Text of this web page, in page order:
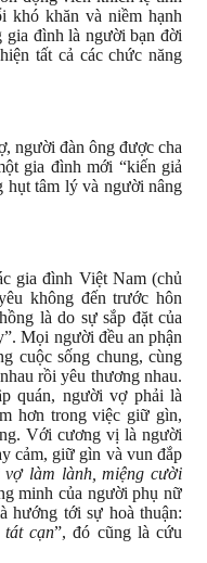
khó khăn và niềm hạnh
đình là người bạn đời
tất cả các chức năng
người đàn ông được cha
gia đình mới “kiến giả
hụt tâm lý và người nâng
gia đình Việt Nam (chủ
không đến trước hôn
là do sự sắp đặt của
Mọi người đều an phận
cuộc sống chung, cùng
rồi yêu thương nhau.
quán, người vợ phải là
hơn trong việc giữ gìn,
Với cương vị là người
cảm, giữ gìn và vun đắp
vợ làm lành, miệng cười
minh của người phụ nữ
hướng tới sự hoà thuận:
tát cạn”, đó cũng là cứu